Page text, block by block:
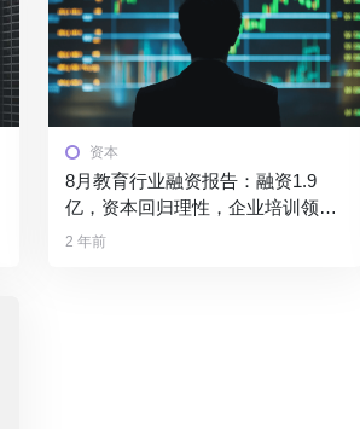
资本
8月教育行业融资报告：融资1.9
亿，资本回归理性，企业培训领
跑？
2 年前